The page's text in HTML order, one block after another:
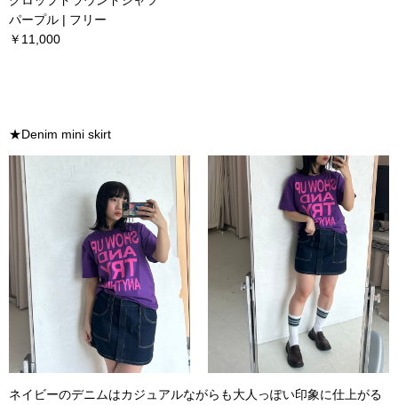
パープル | フリー
￥11,000
★Denim mini skirt
ネイビーのデニムはカジュアルながらも大人っぽい印象に仕上がる